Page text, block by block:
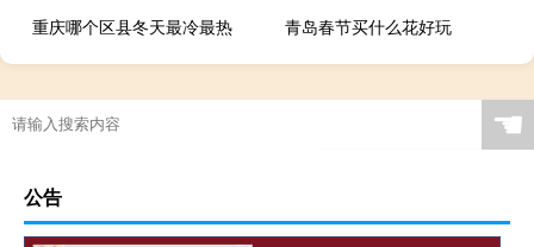
重庆哪个区县冬天最冷最热
青岛春节买什么花好玩
☚
公告